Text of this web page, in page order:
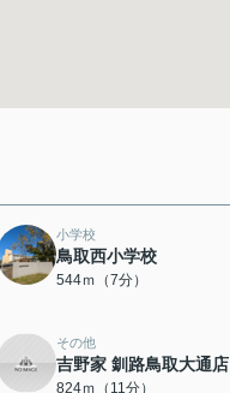
小学校
鳥取西小学校
544ｍ（7分）
その他
吉野家 釧路鳥取大通店
824ｍ（11分）